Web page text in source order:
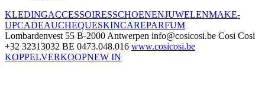
KLEDINGACCESSOIRESSCHOENENJUWELENMAKE-
UPCADEAUCHEQUESKINCAREPARFUM
Lombardenvest 55 B-2000 Antwerpen info@cosicosi.be Cosi Cosi
+32 32313032 BE 0473.048.016 www.cosicosi.be
KOPPELVERKOOPNEW IN